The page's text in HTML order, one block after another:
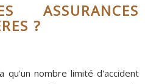
ASSURANCES
?
qu'un nombre limité d'accident